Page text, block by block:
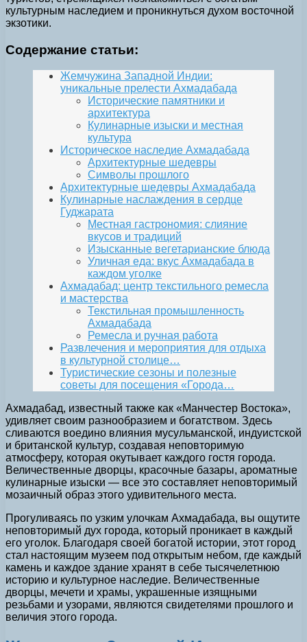
культурным наследием и проникнуться духом восточной
экзотики.
Содержание статьи:
Жемчужина Западной Индии:
уникальные прелести Ахмадабада
Исторические памятники и
архитектура
Кулинарные изыски и местная
культура
Историческое наследие Ахмадабада
Архитектурные шедевры
Символы прошлого
Архитектурные шедевры Ахмадабада
Кулинарные наслаждения в сердце
Гуджарата
Местная гастрономия: слияние
вкусов и традиций
Изысканные вегетарианские блюда
Уличная еда: вкус Ахмадабада в
каждом уголке
Ахмадабад: центр текстильного ремесла
и мастерства
Текстильная промышленность
Ахмадабада
Ремесла и ручная работа
Развлечения и мероприятия для отдыха
в культурной столице…
Туристические сезоны и полезные
советы для посещения «Города…
Ахмадабад, известный также как «Манчестер Востока»,
удивляет своим разнообразием и богатством. Здесь
сливаются воедино влияния мусульманской, индуистской
и британской культур, создавая неповторимую
атмосферу, которая окутывает каждого гостя города.
Величественные дворцы, красочные базары, ароматные
кулинарные изыски — все это составляет неповторимый
мозаичный образ этого удивительного места.
Прогуливаясь по узким улочкам Ахмадабада, вы ощутите
неповторимый дух города, который проникает в каждый
его уголок. Благодаря своей богатой истории, этот город
стал настоящим музеем под открытым небом, где каждый
камень и каждое здание хранят в себе тысячелетнюю
историю и культурное наследие. Величественные
дворцы, мечети и храмы, украшенные изящными
резьбами и узорами, являются свидетелями прошлого и
величия этого города.